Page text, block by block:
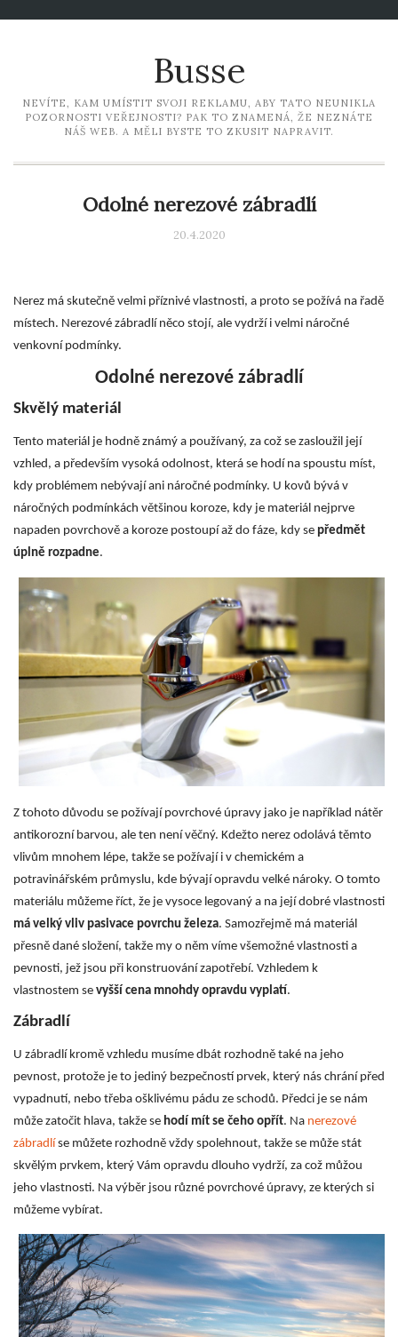
Busse
NEVÍTE, KAM UMÍSTIT SVOJI REKLAMU, ABY TATO NEUNIKLA
POZORNOSTI VEŘEJNOSTI? PAK TO ZNAMENÁ, ŽE NEZNÁTE
NÁŠ WEB. A MĚLI BYSTE TO ZKUSIT NAPRAVIT.
Odolné nerezové zábradlí
20.4.2020
Nerez má skutečně velmi příznivé vlastnosti, a proto se požívá na řadě
místech. Nerezové zábradlí něco stojí, ale vydrží i velmi náročné
venkovní podmínky.
Odolné nerezové zábradlí
Skvělý materiál
Tento materiál je hodně známý a používaný, za což se zasloužil její
vzhled, a především vysoká odolnost, která se hodí na spoustu míst,
kdy problémem nebývají ani náročné podmínky. U kovů bývá v
náročných podmínkách většinou koroze, kdy je materiál nejprve
napaden povrchově a koroze postoupí až do fáze, kdy se předmět
úplně rozpadne.
Z tohoto důvodu se požívají povrchové úpravy jako je například nátěr
antikorozní barvou, ale ten není věčný. Kdežto nerez odolává těmto
vlivům mnohem lépe, takže se požívají i v chemickém a
potravinářském průmyslu, kde bývají opravdu velké nároky. O tomto
materiálu můžeme říct, že je vysoce legovaný a na její dobré vlastnosti
má velký vliv pasivace povrchu železa. Samozřejmě má materiál
přesně dané složení, takže my o něm víme všemožné vlastnosti a
pevnosti, jež jsou při konstruování zapotřebí. Vzhledem k
vlastnostem se vyšší cena mnohdy opravdu vyplatí.
Zábradlí
U zábradlí kromě vzhledu musíme dbát rozhodně také na jeho
pevnost, protože je to jediný bezpečností prvek, který nás chrání před
vypadnutí, nebo třeba ošklivému pádu ze schodů. Předci je se nám
může zatočit hlava, takže se hodí mít se čeho opřít. Na nerezové
zábradlíse můžete rozhodně vždy spolehnout, takže se může stát
skvělým prvkem, který Vám opravdu dlouho vydrží, za což můžou
jeho vlastnosti. Na výběr jsou různé povrchové úpravy, ze kterých si
můžeme vybírat.